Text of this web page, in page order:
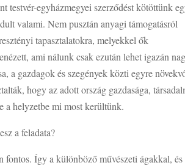
testvér-egyházmegyei szerződést kötöttünk
valami. Nem pusztán anyagi támogatásról
tapasztalatokra, melyekkel ők
ami nálunk csak ezután lehet igazán
a gazdagok és szegények közti egyre
hogy az adott ország gazdasága,
a helyzetbe mi most kerültünk.
a feladata?
Így a különböző művészeti ágakkal, és